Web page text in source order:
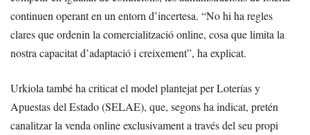
continuen operant en un entorn d’incertesa. “No hi ha regles
clares que ordenin la comercialització online, cosa que limita la
nostra capacitat d’adaptació i creixement”, ha explicat.
Urkiola també ha criticat el model plantejat per Loterías y
Apuestas del Estado (SELAE), que, segons ha indicat, pretén
canalitzar la venda online exclusivament a través del seu propi